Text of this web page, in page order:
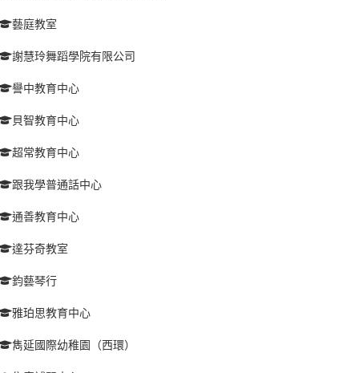
藝庭教室
謝慧玲舞蹈學院有限公司
譽中教育中心
貝智教育中心
超常教育中心
跟我學普通話中心
通善教育中心
達芬奇教室
鈞藝琴行
雅珀思教育中心
雋延國際幼稚園（西環）